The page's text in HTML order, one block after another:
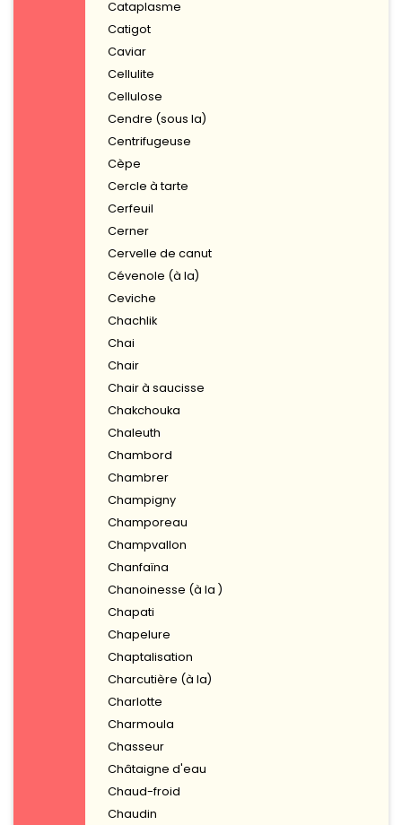
Cataplasme
Catigot
Caviar
Cellulite
Cellulose
Cendre (sous la)
Centrifugeuse
Cèpe
Cercle à tarte
Cerfeuil
Cerner
Cervelle de canut
Cévenole (à la)
Ceviche
Chachlik
Chai
Chair
Chair à saucisse
Chakchouka
Chaleuth
Chambord
Chambrer
Champigny
Champoreau
Champvallon
Chanfaïna
Chanoinesse (à la )
Chapati
Chapelure
Chaptalisation
Charcutière (à la)
Charlotte
Charmoula
Chasseur
Châtaigne d'eau
Chaud-froid
Chaudin